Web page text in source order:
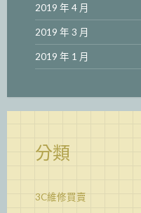
2019 年 4 月
2019 年 3 月
2019 年 1 月
分類
3C維修買賣